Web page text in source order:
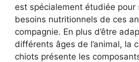
est spécialement étudiée pour
besoins nutritionnels de ces
compagnie. En plus d’être
différents âges de l’animal, la
chiots présente les